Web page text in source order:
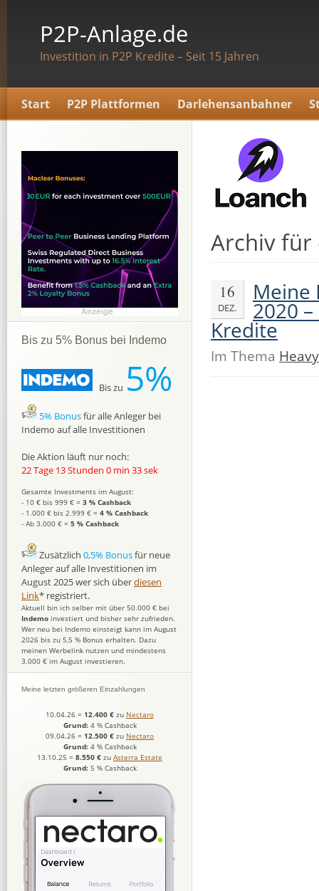
P2P-Anlage.de
Investition in P2P Kredite – Seit 15 Jahren
Start P2P Plattformen Darlehensanbahner
Archiv für
16
DEZ.
Meine
2020
Kredite
Im Thema
Bis zu 5% Bonus bei Indemo
Bis zu 5%
5% Bonusfür alle Anleger bei
Indemo auf alle Investitionen
Die Aktion läuft nur noch:
22 Tage 13 Stunden 0 min 32 sek
Gesamte Investments im August:
- 10 € bis 999 € = 3 % Cashback
- 1.000 € bis 2.999 € = 4 % Cashback
- Ab 3.000 € = 5 % Cashback
Zusätzlich 0,5% Bonusfür neue
Anleger auf alle Investitionen im
August 2025 wer sich überdiesen
Link* registriert.
Aktuell bin ich selber mit über 50.000 € bei
Indemo investiert und bisher sehr zufrieden.
Wer neu bei Indemo einsteigt kann im August
2026 bis zu 5,5 % Bonus erhalten. Dazu
meinen Werbelink nutzen und mindestens
3.000 € im August investieren.
Meine letzten größeren Einzahlungen
10.04.26 = 12.400 € zu Nectaro
Grund: 4 % Cashback
09.04.26 = 12.500 € zu Nectaro
Grund: 4 % Cashback
13.10.25 = 8.550 € zu Asterra Estate
Grund: 5 % Cashback